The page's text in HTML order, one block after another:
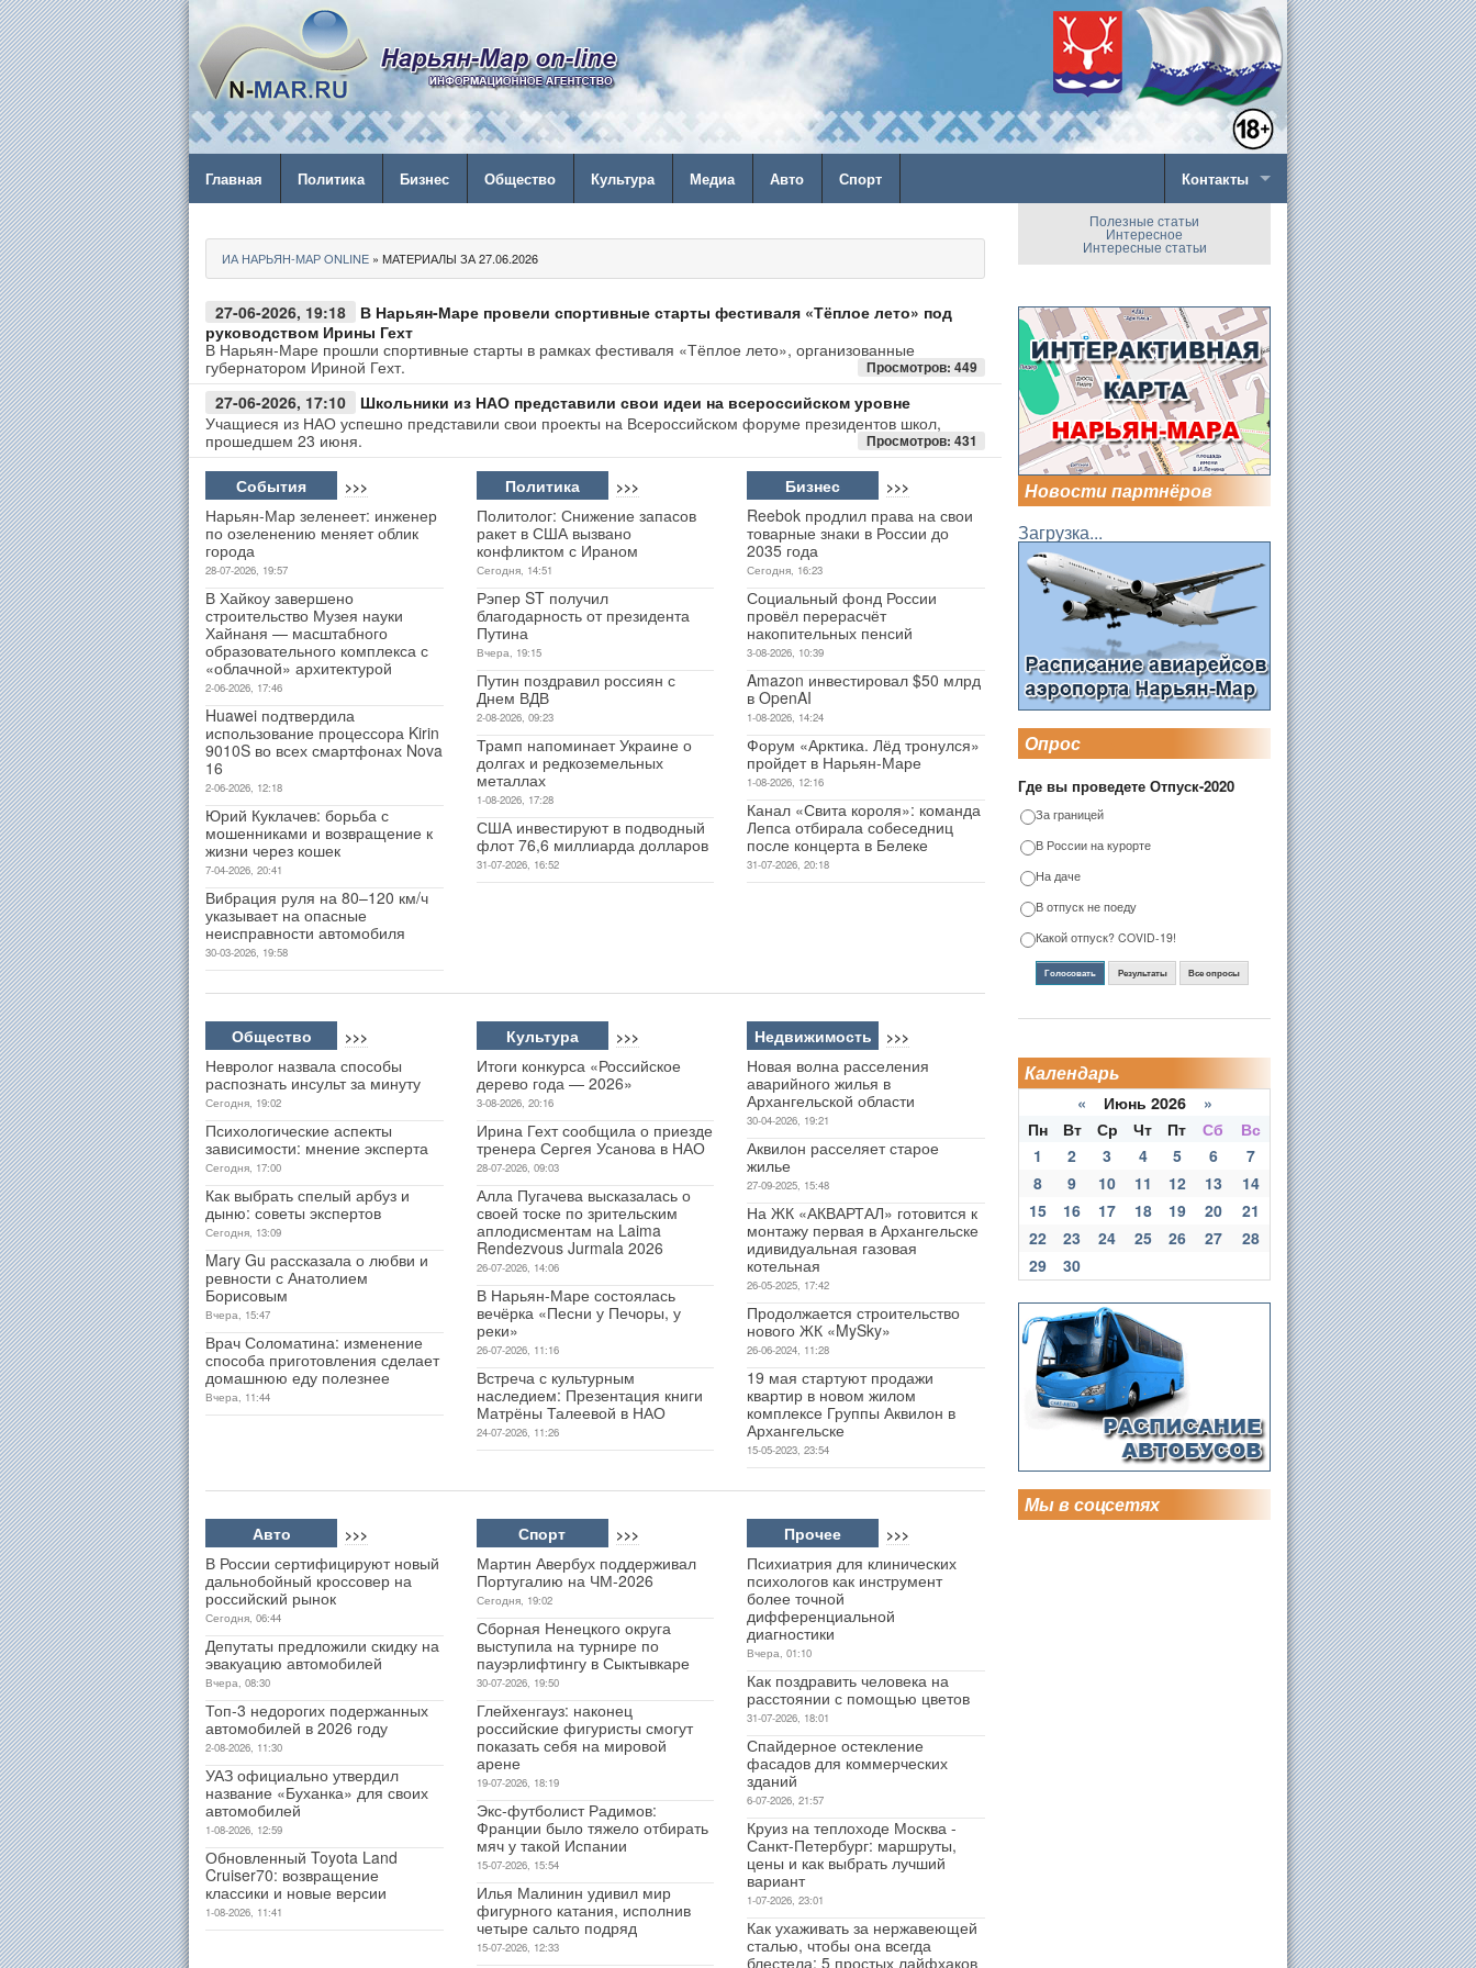
Главная Политика Бизнес Общество Культура Медиа Авто Спорт Контакты
ИА НАРЬЯН-МАР ONLINE » МАТЕРИАЛЫ ЗА 27.06.2026
27-06-2026, 19:18
В Нарьян-Маре провели спортивные старты фестиваля «Тёплое лето» под
руководством Ирины Гехт
В Нарьян-Маре прошли спортивные старты в рамках фестиваля «Тёплое лето», организованные
губернатором Ириной Гехт.
Просмотров: 449
27-06-2026, 17:10
Школьники из НАО представили свои идеи на всероссийском уровне
Учащиеся из НАО успешно представили свои проекты на Всероссийском форуме президентов школ,
прошедшем 23 июня.
Просмотров: 431
События >>>
Нарьян-Мар зеленеет: инженер
по озеленению меняет облик
города
28-07-2026, 19:57
В Хайкоу завершено
строительство Музея науки
Хайнаня — масштабного
образовательного комплекса с
«облачной» архитектурой
2-06-2026, 17:46
Huawei подтвердила
использование процессора Kirin
9010S во всех смартфонах Nova
16
2-06-2026, 12:18
Юрий Куклачев: борьба с
мошенниками и возвращение к
жизни через кошек
7-04-2026, 20:41
Вибрация руля на 80–120 км/ч
указывает на опасные
неисправности автомобиля
30-03-2026, 19:58
Политика >>>
Политолог: Снижение запасов
ракет в США вызвано
конфликтом с Ираном
Сегодня, 14:51
Рэпер ST получил
благодарность от президента
Путина
Вчера, 19:15
Путин поздравил россиян с
Днем ВДВ
2-08-2026, 09:23
Трамп напоминает Украине о
долгах и редкоземельных
металлах
1-08-2026, 17:28
США инвестируют в подводный
флот 76,6 миллиарда долларов
31-07-2026, 16:52
Бизнес >>>
Reebok продлил права на свои
товарные знаки в России до
2035 года
Сегодня, 16:23
Социальный фонд России
провёл перерасчёт
накопительных пенсий
3-08-2026, 10:39
Amazon инвестировал $50 млрд
в OpenAI
1-08-2026, 14:24
Форум «Арктика. Лёд тронулся»
пройдет в Нарьян-Маре
1-08-2026, 12:16
Канал «Свита короля»: команда
Лепса отбирала собеседниц
после концерта в Белеке
31-07-2026, 20:18
Общество >>>
Невролог назвала способы
распознать инсульт за минуту
Сегодня, 19:02
Психологические аспекты
зависимости: мнение эксперта
Сегодня, 17:00
Как выбрать спелый арбуз и
дыню: советы экспертов
Сегодня, 13:09
Mary Gu рассказала о любви и
ревности с Анатолием
Борисовым
Вчера, 15:47
Врач Соломатина: изменение
способа приготовления сделает
домашнюю еду полезнее
Вчера, 11:44
Культура >>>
Итоги конкурса «Российское
дерево года — 2026»
3-08-2026, 20:16
Ирина Гехт сообщила о приезде
тренера Сергея Усанова в НАО
28-07-2026, 09:03
Алла Пугачева высказалась о
своей тоске по зрительским
аплодисментам на Laima
Rendezvous Jurmala 2026
26-07-2026, 14:06
В Нарьян-Маре состоялась
вечёрка «Песни у Печоры, у
реки»
26-07-2026, 11:16
Встреча с культурным
наследием: Презентация книги
Матрёны Талеевой в НАО
24-07-2026, 11:26
Недвижимость >>>
Новая волна расселения
аварийного жилья в
Архангельской области
30-04-2026, 19:21
Аквилон расселяет старое
жилье
27-09-2025, 15:48
На ЖК «АКВАРТАЛ» готовится к
монтажу первая в Архангельске
идивидуальная газовая
котельная
26-05-2025, 17:42
Продолжается строительство
нового ЖК «MySky»
26-06-2024, 11:28
19 мая стартуют продажи
квартир в новом жилом
комплексе Группы Аквилон в
Архангельске
15-05-2023, 23:54
Авто >>>
В России сертифицируют новый
дальнобойный кроссовер на
российский рынок
Сегодня, 06:44
Депутаты предложили скидку на
эвакуацию автомобилей
Вчера, 08:30
Топ-3 недорогих подержанных
автомобилей в 2026 году
2-08-2026, 11:30
УАЗ официально утвердил
название «Буханка» для своих
автомобилей
1-08-2026, 12:59
Обновленный Toyota Land
Cruiser70: возвращение
классики и новые версии
1-08-2026, 11:41
Спорт >>>
Мартин Авербух поддерживал
Португалию на ЧМ-2026
Сегодня, 19:02
Сборная Ненецкого округа
выступила на турнире по
пауэрлифтингу в Сыктывкаре
30-07-2026, 19:50
Глейхенгауз: наконец
российские фигуристы смогут
показать себя на мировой
арене
19-07-2026, 18:19
Экс-футболист Радимов:
Франции было тяжело отбирать
мяч у такой Испании
15-07-2026, 15:54
Илья Малинин удивил мир
фигурного катания, исполнив
четыре сальто подряд
15-07-2026, 12:33
Прочее >>>
Психиатрия для клинических
психологов как инструмент
более точной
дифференциальной
диагностики
Вчера, 01:10
Как поздравить человека на
расстоянии с помощью цветов
31-07-2026, 18:01
Спайдерное остекление
фасадов для коммерческих
зданий
6-07-2026, 21:57
Круиз на теплоходе Москва -
Санкт-Петербург: маршруты,
цены и как выбрать лучший
вариант
1-07-2026, 23:01
Как ухаживать за нержавеющей
сталью, чтобы она всегда
блестела: 5 простых лайфхаков
Полезные статьи
Интересное
Интересные статьи
Новости партнёров
Загрузка...
Опрос
Где вы проведете Отпуск-2020
За границей
В России на курорте
На даче
В отпуск не поеду
Какой отпуск? COVID-19!
Голосовать Результаты Все опросы
Календарь
« Июнь 2026 »
Пн
Вт Ср Чт Пт Сб
Вс
1
2 3 4 5 6
7
8
9 10 11 12 13
14
15
16 17 18 19 20
21
22
23 24 25 26 27
28
29
30
Мы в соцсетях